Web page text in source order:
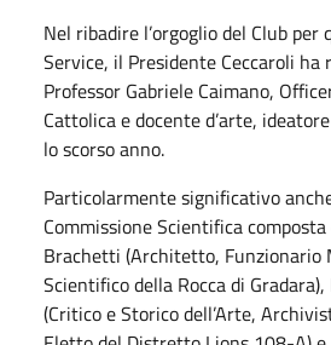
Nel ribadire l’orgoglio del Club
Service, il Presidente Ceccaroli ha
Professor Gabriele Caimano,
Cattolica e docente d’arte,
lo scorso anno.
Particolarmente significativo
Commissione Scientifica
Brachetti (Architetto, Funzionario
Scientifico della Rocca di
(Critico e Storico dell’Arte,